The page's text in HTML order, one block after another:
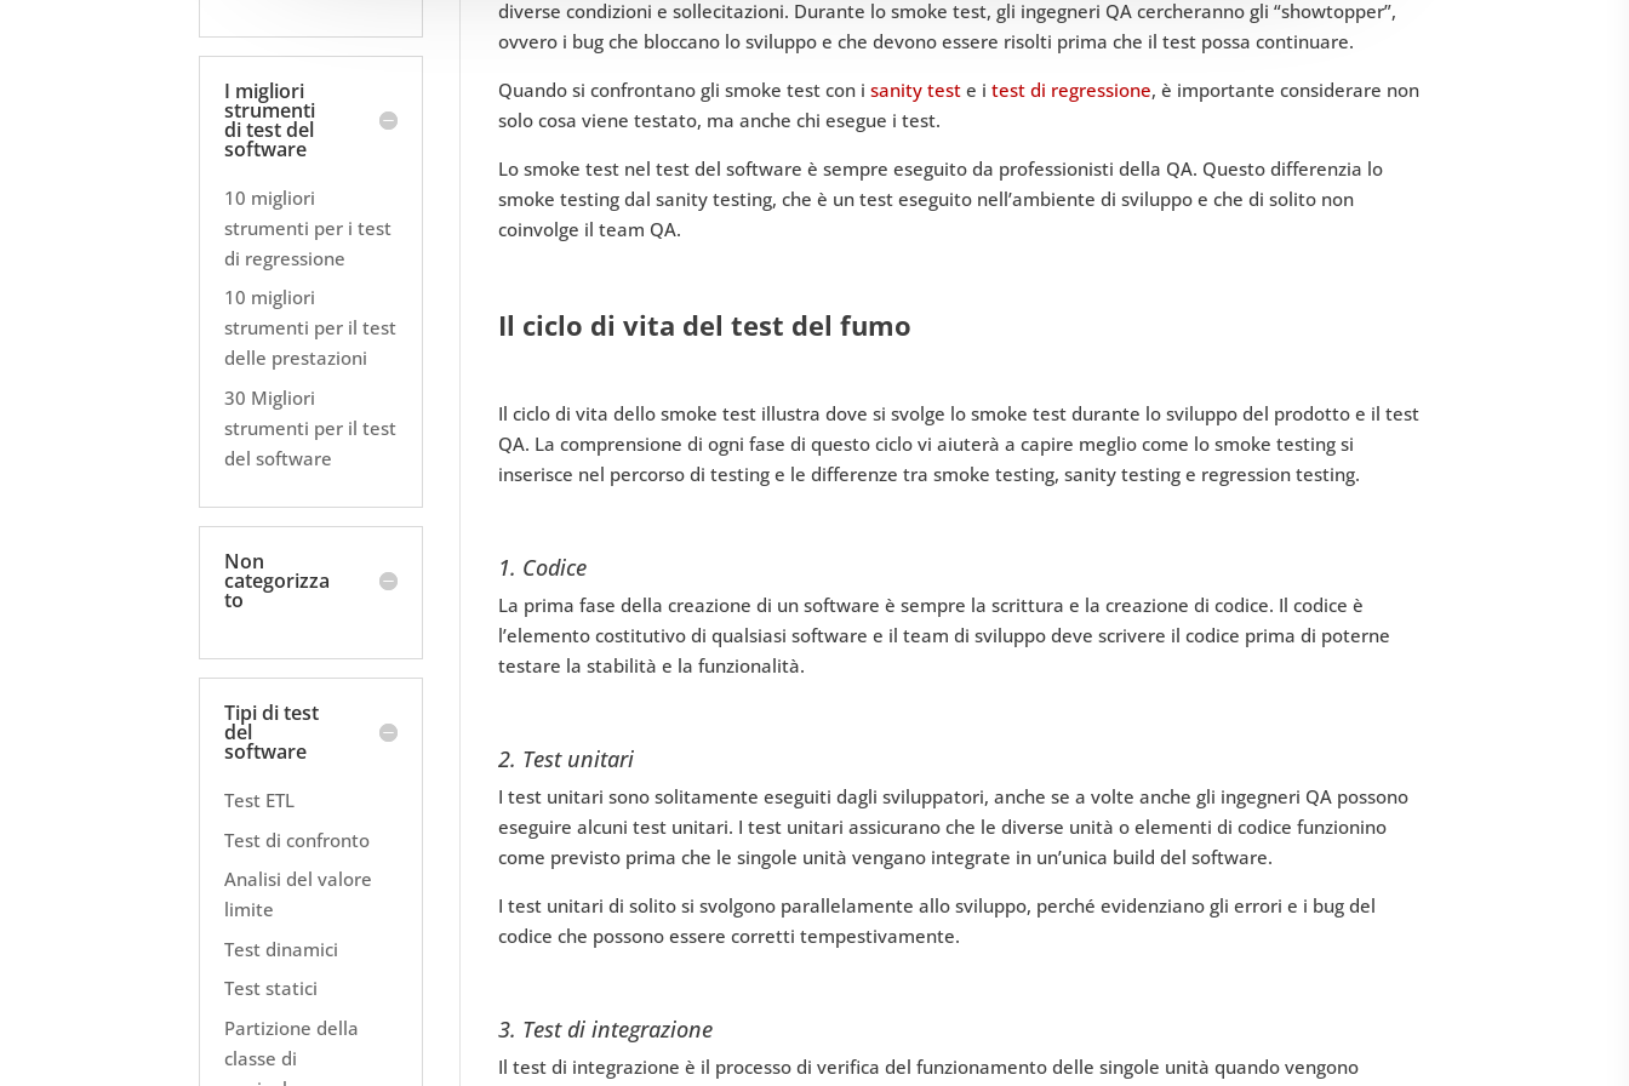
diverse condizioni e sollecitazioni. Durante lo smoke test, gli ingegneri QA cercheranno gli “showtopper”,
ovvero i bug che bloccano lo sviluppo e che devono essere risolti prima che il test possa continuare.
Quando si confrontano gli smoke test con isanity test e itest di regressione, è importante considerare non
solo cosa viene testato, ma anche chi esegue i test.
Lo smoke test nel test del software è sempre eseguito da professionisti della QA. Questo differenzia lo
smoke testing dal sanity testing, che è un test eseguito nell’ambiente di sviluppo e che di solito non
coinvolge il team QA.
Il ciclo di vita del test del fumo
Il ciclo di vita dello smoke test illustra dove si svolge lo smoke test durante lo sviluppo del prodotto e il test
QA. La comprensione di ogni fase di questo ciclo vi aiuterà a capire meglio come lo smoke testing si
inserisce nel percorso di testing e le differenze tra smoke testing, sanity testing e regression testing.
1. Codice
La prima fase della creazione di un software è sempre la scrittura e la creazione di codice. Il codice è
l’elemento costitutivo di qualsiasi software e il team di sviluppo deve scrivere il codice prima di poterne
testare la stabilità e la funzionalità.
2. Test unitari
I test unitari sono solitamente eseguiti dagli sviluppatori, anche se a volte anche gli ingegneri QA possono
eseguire alcuni test unitari. I test unitari assicurano che le diverse unità o elementi di codice funzionino
come previsto prima che le singole unità vengano integrate in un’unica build del software.
I test unitari di solito si svolgono parallelamente allo sviluppo, perché evidenziano gli errori e i bug del
codice che possono essere corretti tempestivamente.
3. Test di integrazione
Il test di integrazione è il processo di verifica del funzionamento delle singole unità quando vengono
I migliori
strumenti
di test del
software
10 migliori
strumenti per i test
di regressione
10 migliori
strumenti per il test
delle prestazioni
30 Migliori
strumenti per il test
del software
Non
categorizza
to
Tipi di test
del
software
Test ETL
Test di confronto
Analisi del valore
limite
Test dinamici
Test statici
Partizione della
classe di